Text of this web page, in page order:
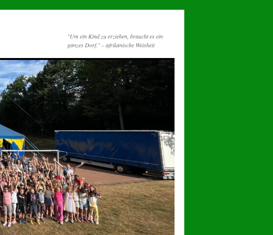
"Um ein Kind zu erziehen, braucht es ein
ganzes Dorf." – afrikanische Weisheit